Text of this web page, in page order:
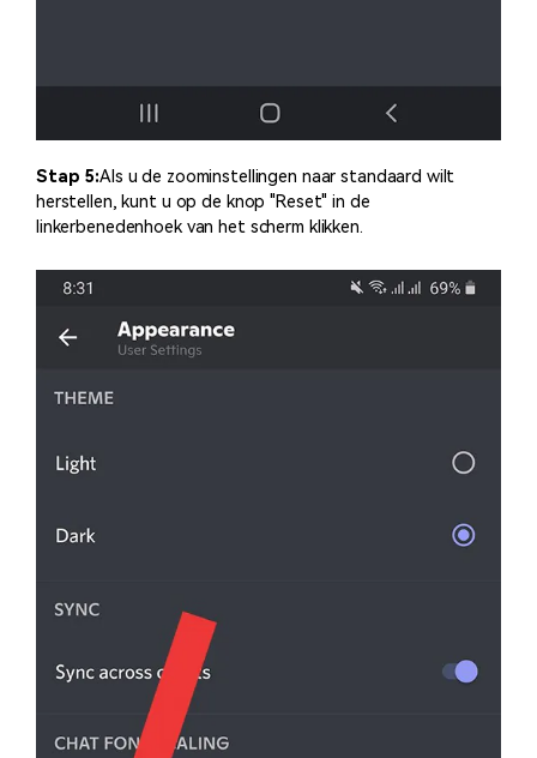
Stap 5:Als u de zoominstellingen naar standaard wilt
herstellen, kunt u op de knop "Reset" in de
linkerbenedenhoek van het scherm klikken.